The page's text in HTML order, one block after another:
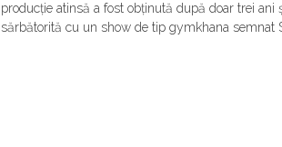
producție atinsă a fost obținută după doar trei
sărbătorită cu un show de tip gymkhana semnat